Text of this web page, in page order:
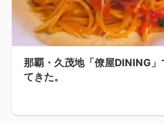
那覇・久茂地「僚屋DINING」
てきた。